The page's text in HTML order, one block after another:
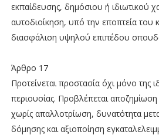
εκπαίδευσης, δημόσιου ή ιδιωτικού
αυτοδιοίκηση, υπό την εποπτεία του
διασφάλιση υψηλού επιπέδου
Άρθρο 17
Προτείνεται προστασία όχι μόνο της
περιουσίας. Προβλέπεται
χωρίς απαλλοτρίωση, δυνατότητα
δόμησης και αξιοποίηση